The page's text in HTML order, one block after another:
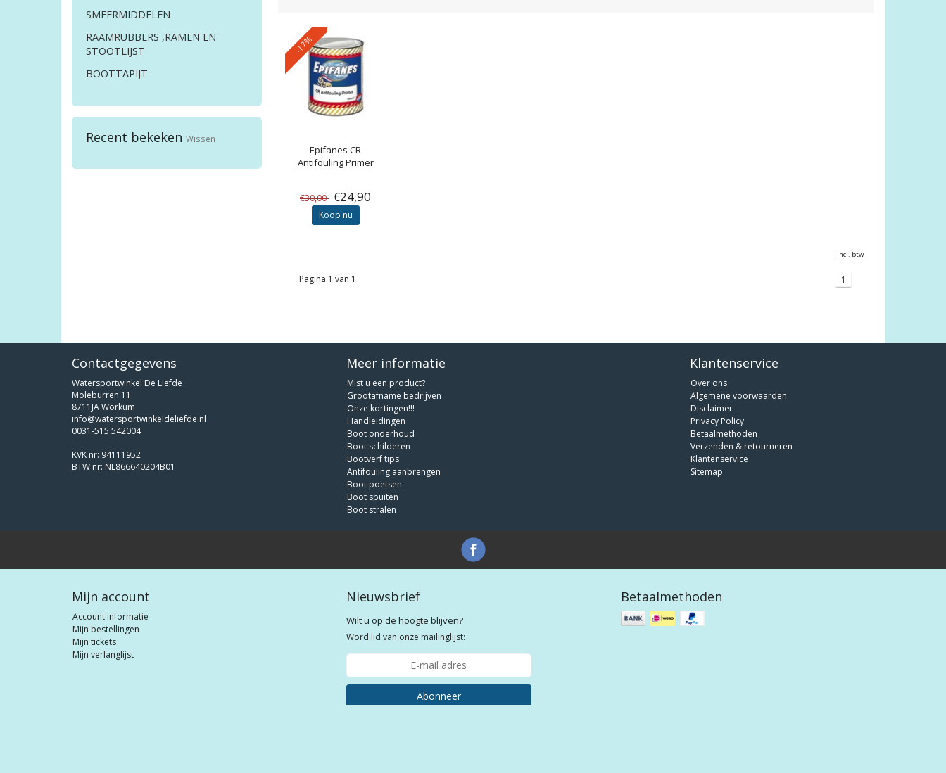
SMEERMIDDELEN
RAAMRUBBERS ,RAMEN EN
STOOTLIJST
BOOTTAPIJT
Recent bekeken Wissen
-17%
Epifanes CR
Antifouling Primer
€30,00 €24,90
Koop nu
Incl. btw
Pagina 1 van 1 1
Contactgegevens
Watersportwinkel De Liefde
Moleburren 11
8711JA Workum
info@watersportwinkeldeliefde.nl
0031-515 542004
KVK nr: 94111952
BTW nr: NL866640204B01
Meer informatie
Mist u een product?
Grootafname bedrijven
Onze kortingen!!!
Handleidingen
Boot onderhoud
Boot schilderen
Bootverf tips
Antifouling aanbrengen
Boot poetsen
Boot spuiten
Boot stralen
Klantenservice
Over ons
Algemene voorwaarden
Disclaimer
Privacy Policy
Betaalmethoden
Verzenden & retourneren
Klantenservice
Sitemap
Mijn account
Account informatie
Mijn bestellingen
Mijn tickets
Mijn verlanglijst
Nieuwsbrief
Wilt u op de hoogte blijven?
Word lid van onze mailinglijst:
Abonneer
Betaalmethoden